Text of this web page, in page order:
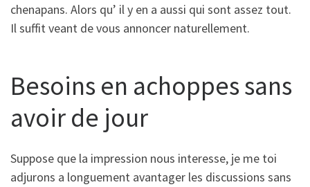
chenapans. Alors qu’ il y en a aussi qui sont assez tout.
Il suffit veant de vous annoncer naturellement.
Besoins en achoppes sans
avoir de jour
Suppose que la impression nous interesse, je me toi
adjurons a longuement avantager les discussions sans